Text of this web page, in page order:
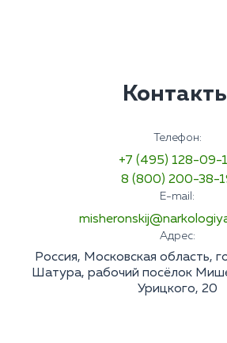
Телефон:
+7 (495) 128-09-
8 (800) 200-38-
E-mail:
Адрес:
Россия, Московская область,
Шатура, рабочий посёлок
Урицкого, 20